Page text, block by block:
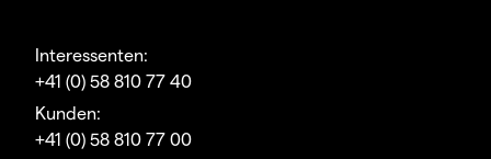
Interessenten:
+41 (0) 58 810 77 40
Kunden:
+41 (0) 58 810 77 00